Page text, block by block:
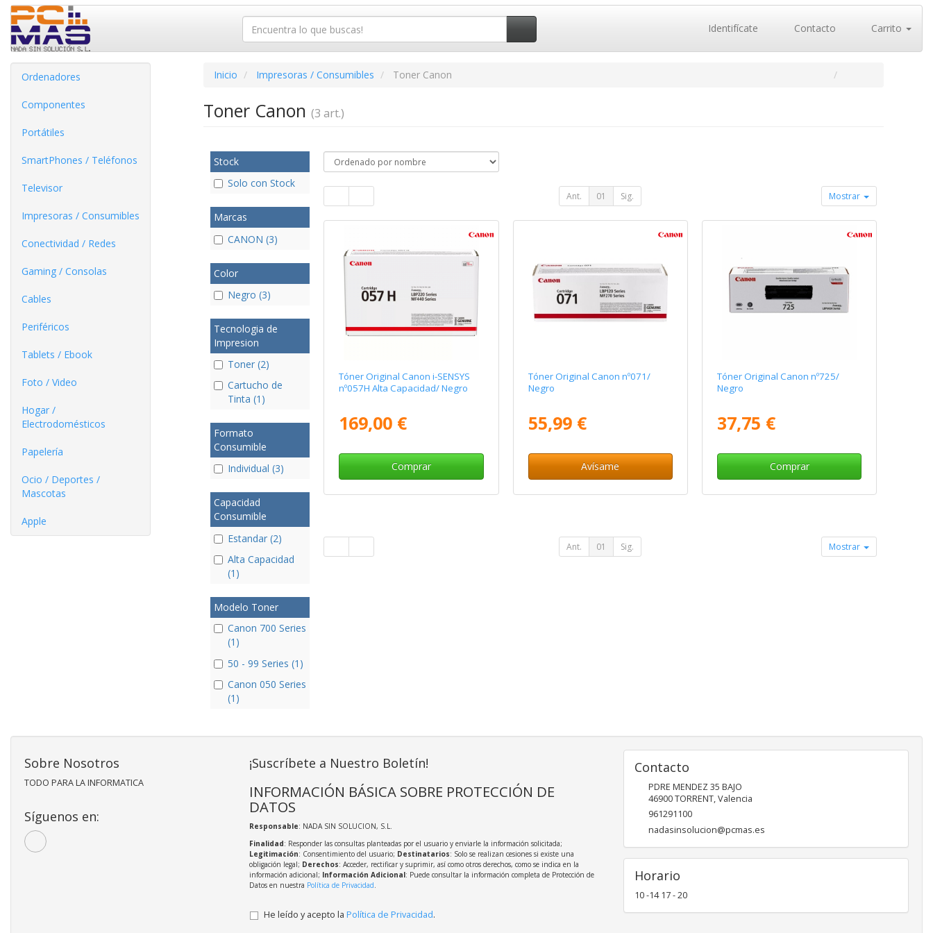
Identifícate Contacto Carrito
Ordenadores
Componentes
Portátiles
SmartPhones / Teléfonos
Televisor
Impresoras / Consumibles
Conectividad / Redes
Gaming / Consolas
Cables
Periféricos
Tablets / Ebook
Foto / Video
Hogar /
Electrodomésticos
Papelería
Ocio / Deportes /
Mascotas
Apple
Inicio Impresoras / Consumibles Toner Canon
Toner Canon (3 art.)
Stock
Solo con Stock
Marcas
CANON (3)
Color
Negro (3)
Tecnologia de
Impresion
Toner (2)
Cartucho de
Tinta (1)
Formato
Consumible
Individual (3)
Capacidad
Consumible
Estandar (2)
Alta Capacidad
(1)
Modelo Toner
Canon 700 Series
(1)
50 - 99 Series (1)
Canon 050 Series
(1)
Ant. 01 Sig. Mostrar
Tóner Original Canon i-SENSYS
nº057H Alta Capacidad/ Negro
169,00 €
Comprar
Tóner Original Canon nº071/
Negro
55,99 €
Avísame
Tóner Original Canon nº725/
Negro
37,75 €
Comprar
Ant. 01 Sig. Mostrar
Sobre Nosotros
TODO PARA LA INFORMATICA
Síguenos en:
¡Suscríbete a Nuestro Boletín!
INFORMACIÓN BÁSICA SOBRE PROTECCIÓN DE
DATOS
Responsable: NADA SIN SOLUCION, S.L.
Finalidad: Responder las consultas planteadas por el usuario y enviarle la información solicitada;
Legitimación: Consentimiento del usuario; Destinatarios: Solo se realizan cesiones si existe una
obligación legal; Derechos: Acceder, rectificar y suprimir, así como otros derechos, como se indica en la
información adicional; Información Adicional: Puede consultar la información completa de Protección de
Datos en nuestra Política de Privacidad
He leído y acepto la Política de Privacidad.
Contacto
PDRE MENDEZ 35 BAJO
46900TORRENT,Valencia
961291100
nadasinsolucion@pcmas.es
Horario
10 -14 17 - 20